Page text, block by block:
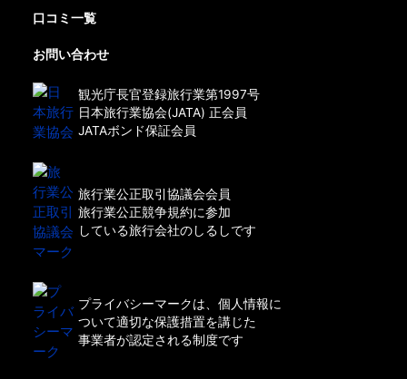
口コミ一覧
お問い合わせ
観光庁長官登録旅行業第1997号
日本旅行業協会(JATA) 正会員
JATAボンド保証会員
旅行業公正取引協議会会員
旅行業公正競争規約に参加
している旅行会社のしるしです
プライバシーマークは、個人情報に
ついて適切な保護措置を講じた
事業者が認定される制度です